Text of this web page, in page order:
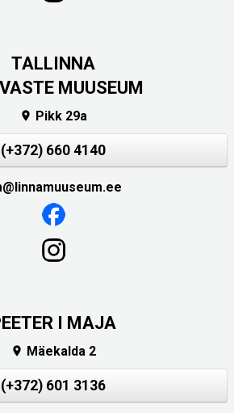
TALLINNA
MUUSEUM
 Pikk 29a
(+372) 660 4140
I MAJA
 Mäekalda 2
(+372) 601 3136